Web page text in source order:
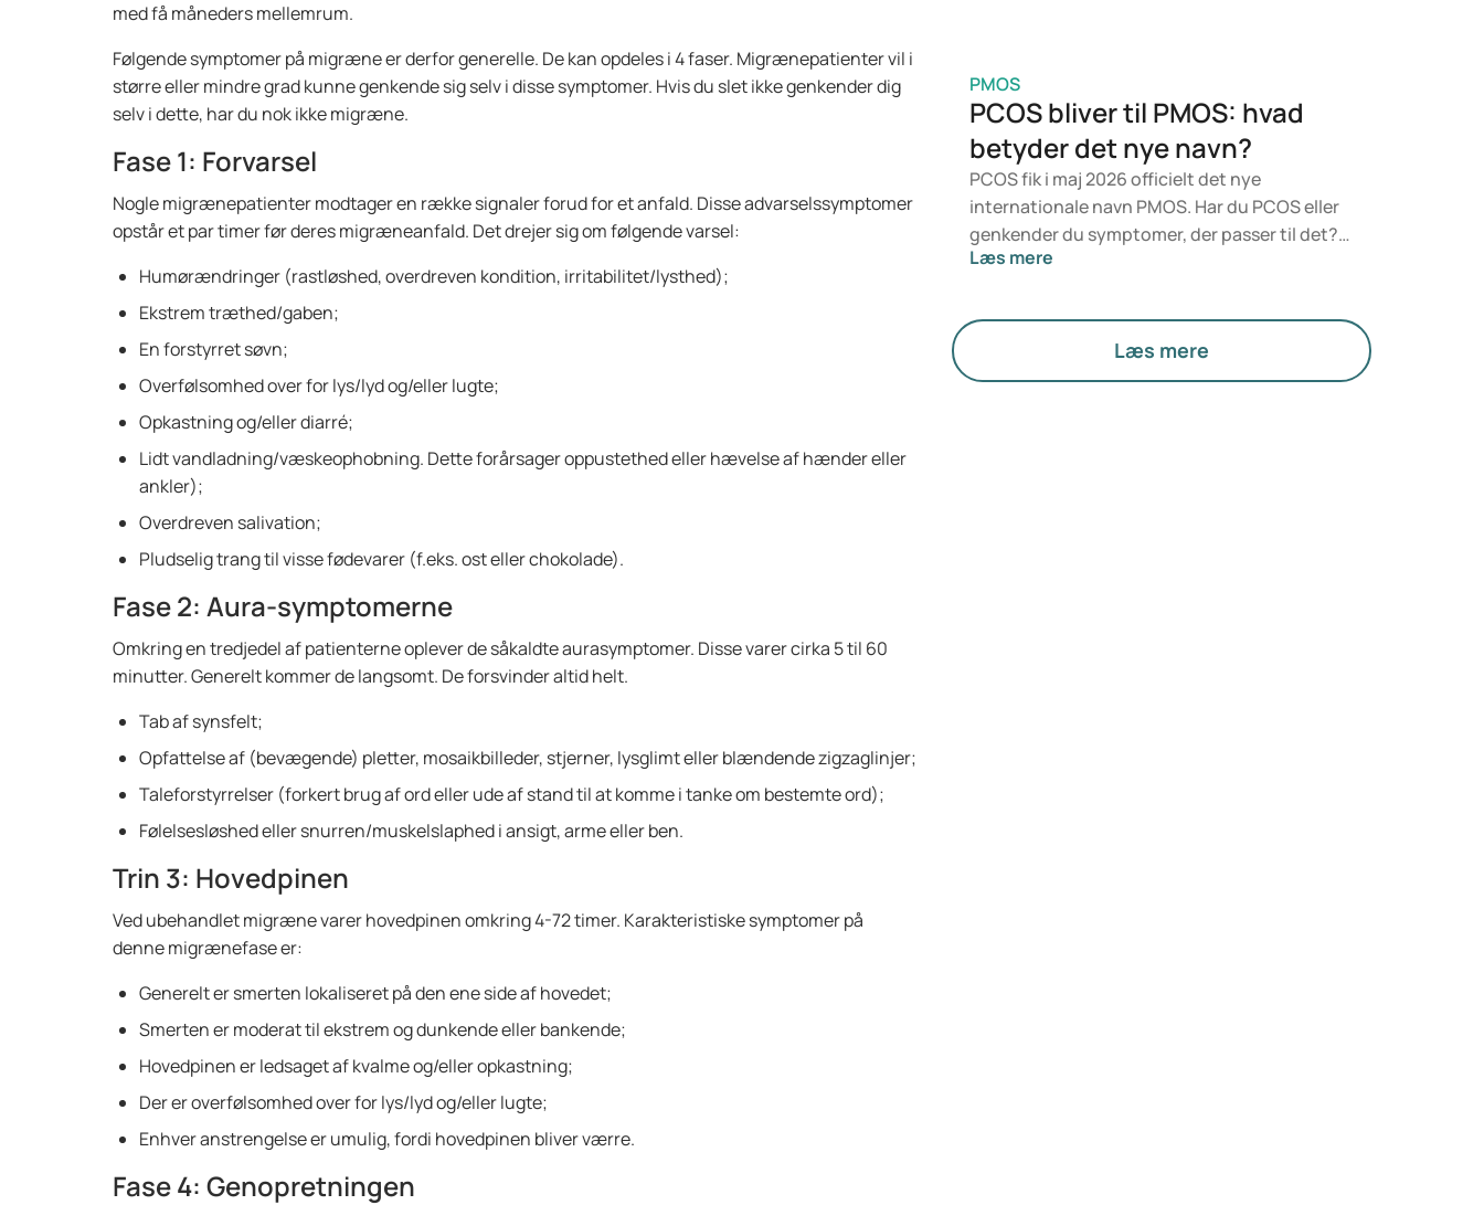
med få måneders mellemrum.
Følgende symptomer på migræne er derfor generelle. De kan opdeles i 4 faser. Migrænepatienter vil i
større eller mindre grad kunne genkende sig selv i disse symptomer. Hvis du slet ikke genkender dig
selv i dette, har du nok ikke migræne.
Fase 1: Forvarsel
Nogle migrænepatienter modtager en række signaler forud for et anfald. Disse advarselssymptomer
opstår et par timer før deres migræneanfald. Det drejer sig om følgende varsel:
Humørændringer (rastløshed, overdreven kondition, irritabilitet/lysthed);
Ekstrem træthed/gaben;
En forstyrret søvn;
Overfølsomhed over for lys/lyd og/eller lugte;
Opkastning og/eller diarré;
Lidt vandladning/væskeophobning. Dette forårsager oppustethed eller hævelse af hænder eller
ankler);
Overdreven salivation;
Pludselig trang til visse fødevarer (f.eks. ost eller chokolade).
Fase 2: Aura-symptomerne
Omkring en tredjedel af patienterne oplever de såkaldte aurasymptomer. Disse varer cirka 5 til 60
minutter. Generelt kommer de langsomt. De forsvinder altid helt.
Tab af synsfelt;
Opfattelse af (bevægende) pletter, mosaikbilleder, stjerner, lysglimt eller blændende zigzaglinjer;
Taleforstyrrelser (forkert brug af ord eller ude af stand til at komme i tanke om bestemte ord);
Følelsesløshed eller snurren/muskelslaphed i ansigt, arme eller ben.
Trin 3: Hovedpinen
Ved ubehandlet migræne varer hovedpinen omkring 4-72 timer. Karakteristiske symptomer på
denne migrænefase er:
Generelt er smerten lokaliseret på den ene side af hovedet;
Smerten er moderat til ekstrem og dunkende eller bankende;
Hovedpinen er ledsaget af kvalme og/eller opkastning;
Der er overfølsomhed over for lys/lyd og/eller lugte;
Enhver anstrengelse er umulig, fordi hovedpinen bliver værre.
Fase 4: Genopretningen
PMOS
PCOS bliver til PMOS: hvad
betyder det nye navn?
PCOS fik i maj 2026 officielt det nye
internationale navn PMOS. Har du PCOS eller
genkender du symptomer, der passer til det?
Medicinsk ændrer der sig ikke noget lige nu.
hormoner, stofskifte og æggestokkenes
Læs mere
Læs mere